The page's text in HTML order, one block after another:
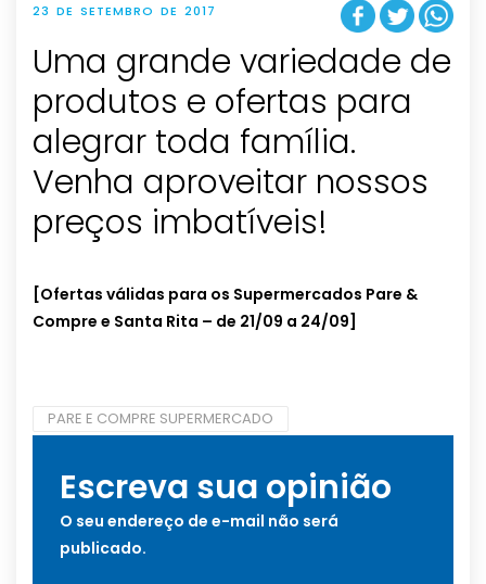
23 DE SETEMBRO DE 2017
Uma grande variedade de
produtos e ofertas para
alegrar toda família.
Venha aproveitar nossos
preços imbatíveis!
[Ofertas válidas para os Supermercados Pare &
Compre e Santa Rita – de 21/09 a 24/09]
PARE E COMPRE SUPERMERCADO
Escreva sua opinião
O seu endereço de e-mail não será
publicado.